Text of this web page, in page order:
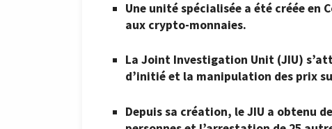
Une unité spécialisée a été créée en
aux crypto-monnaies.
La Joint Investigation Unit (JIU)
d’initié et la manipulation des prix
Depuis sa création, le JIU a obtenu